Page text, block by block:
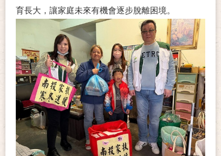
育長大，讓家庭未來有機會逐步脫離困境。